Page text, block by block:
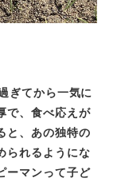
ぎてから一気に
で、食べ応えが
と、あの独特の
られるようにな
ーマンって子ど